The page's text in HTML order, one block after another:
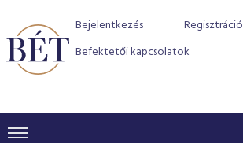
Bejelentkezés Regisztráció
Befektetői kapcsolatok